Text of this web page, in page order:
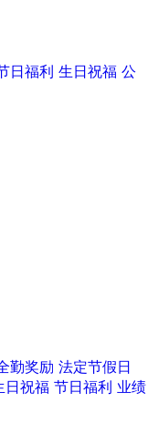
日福利 生日祝福 公
勤奖励 法定节假日
日祝福 节日福利 业绩